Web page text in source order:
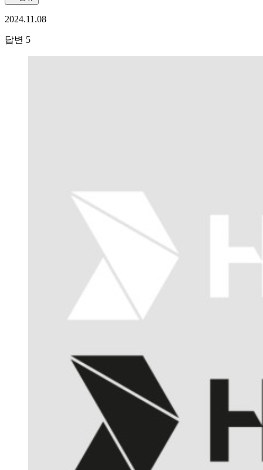
2024.11.08
답변 5